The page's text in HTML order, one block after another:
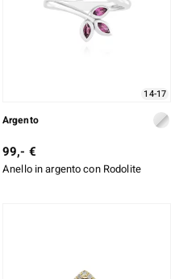
14-17
Argento
99,- €
Anello in argento con Rodolite